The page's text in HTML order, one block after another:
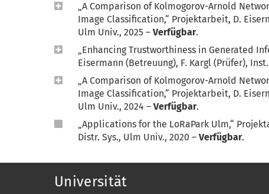
„A Comparison of Kolmogorov-Arnold
Image Classification,“ Projektarbeit, D.
Ulm Univ., 2025 – Verfügbar.
„Enhancing Trustworthiness in Generated
Eisermann (Betreuung), F. Kargl (Prüfer),
„A Comparison of Kolmogorov-Arnold
Image Classification,“ Projektarbeit, D.
Ulm Univ., 2024 – Verfügbar.
„Applications for the LoRaPark Ulm,“
Distr. Sys., Ulm Univ., 2020 – Verfügbar.
Universität